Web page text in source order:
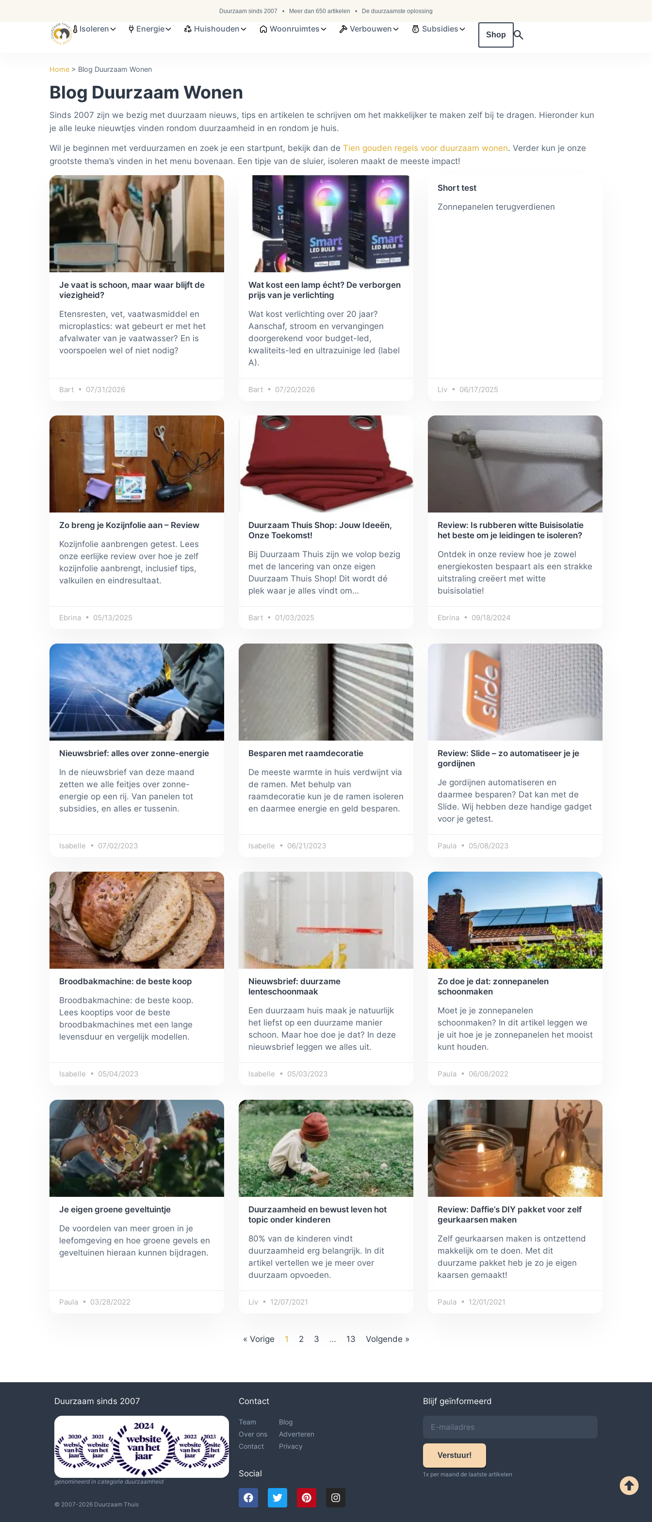
Duurzaam sinds 2007 Meer dan 650 artikelen De duurzaamste oplossing
Isoleren Energie Huishouden Woonruimtes Verbouwen Subsidies
Shop
Home > Blog Duurzaam Wonen
Blog Duurzaam Wonen
Sinds 2007 zijn we bezig met duurzaam nieuws, tips en artikelen te schrijven om het makkelijker te maken zelf bij te dragen. Hieronder kun
je alle leuke nieuwtjes vinden rondom duurzaamheid in en rondom je huis.
Wil je beginnen met verduurzamen en zoek je een startpunt, bekijk dan de Tien gouden regels voor duurzaam wonen. Verder kun je onze
grootste thema’s vinden in het menu bovenaan. Een tipje van de sluier, isoleren maakt de meeste impact!
Je vaat is schoon, maar waar blijft de
viezigheid?
Etensresten, vet, vaatwasmiddel en
microplastics: wat gebeurt er met het
afvalwater van je vaatwasser? En is
voorspoelen wel of niet nodig?
Bart 07/31/2026
Wat kost een lamp écht? De verborgen
prijs van je verlichting
Wat kost verlichting over 20 jaar?
Aanschaf, stroom en vervangingen
doorgerekend voor budget-led,
kwaliteits-led en ultrazuinige led (label
A).
Bart 07/20/2026
Short test
Zonnepanelen terugverdienen
Liv 06/17/2025
Zo breng je Kozijnfolie aan – Review
Kozijnfolie aanbrengen getest. Lees
onze eerlijke review over hoe je zelf
kozijnfolie aanbrengt, inclusief tips,
valkuilen en eindresultaat.
Ebrina 05/13/2025
Duurzaam Thuis Shop: Jouw Ideeën,
Onze Toekomst!
Bij Duurzaam Thuis zijn we volop bezig
met de lancering van onze eigen
Duurzaam Thuis Shop! Dit wordt dé
plek waar je alles vindt om…
Bart 01/03/2025
Review: Is rubberen witte Buisisolatie
het beste om je leidingen te isoleren?
Ontdek in onze review hoe je zowel
energiekosten bespaart als een strakke
uitstraling creëert met witte
buisisolatie!
Ebrina 09/18/2024
Nieuwsbrief: alles over zonne-energie
In de nieuwsbrief van deze maand
zetten we alle feitjes over zonne-
energie op een rij. Van panelen tot
subsidies, en alles er tussenin.
Isabelle 07/02/2023
Besparen met raamdecoratie
De meeste warmte in huis verdwijnt via
de ramen. Met behulp van
raamdecoratie kun je de ramen isoleren
en daarmee energie en geld besparen.
Isabelle 06/21/2023
Review: Slide – zo automatiseer je je
gordijnen
Je gordijnen automatiseren en
daarmee besparen? Dat kan met de
Slide. Wij hebben deze handige gadget
voor je getest.
Paula 05/08/2023
Broodbakmachine: de beste koop
Broodbakmachine: de beste koop.
Lees kooptips voor de beste
broodbakmachines met een lange
levensduur en vergelijk modellen.
Isabelle 05/04/2023
Nieuwsbrief: duurzame
lenteschoonmaak
Een duurzaam huis maak je natuurlijk
het liefst op een duurzame manier
schoon. Maar hoe doe je dat? In deze
nieuwsbrief leggen we alles uit.
Isabelle 05/03/2023
Zo doe je dat: zonnepanelen
schoonmaken
Moet je je zonnepanelen
schoonmaken? In dit artikel leggen we
je uit hoe je je zonnepanelen het mooist
kunt houden.
Paula 06/08/2022
Je eigen groene geveltuintje
De voordelen van meer groen in je
leefomgeving en hoe groene gevels en
geveltuinen hieraan kunnen bijdragen.
Paula 03/28/2022
Duurzaamheid en bewust leven hot
topic onder kinderen
80% van de kinderen vindt
duurzaamheid erg belangrijk. In dit
artikel vertellen we je meer over
duurzaam opvoeden.
Liv 12/07/2021
Review: Daffie’s DIY pakket voor zelf
geurkaarsen maken
Zelf geurkaarsen maken is ontzettend
makkelijk om te doen. Met dit
duurzame pakket heb je zo je eigen
kaarsen gemaakt!
Paula 12/01/2021
« Vorige 1 2 3 … 13 Volgende »
Duurzaam sinds 2007
genomineerd in categorie duurzaamheid
© 2007-2026 Duurzaam Thuis
Contact
Team
Over ons
Contact
Blog
Adverteren
Privacy
Social
Blijf geïnformeerd
Verstuur!
1x per maand de laatste artikelen